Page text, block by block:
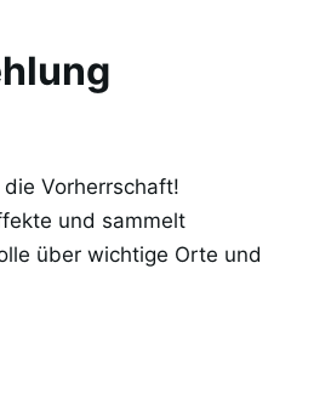
Vorherrschaft!
und sammelt
über wichtige Orte und